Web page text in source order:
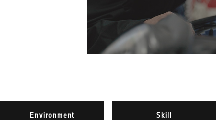
Environment Skill